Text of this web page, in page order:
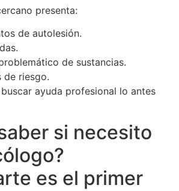
presenta:
de autolesión.
de sustancias.
de riesgo.
ayuda profesional lo antes
si necesito
es el primer